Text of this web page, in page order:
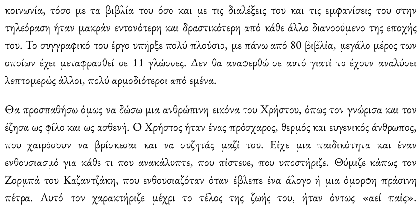
κοινωνία, τόσο με τα βιβλία του όσο και με τις διαλέξεις του και τις εμφανίσεις του στην
τηλεόραση ήταν μακράν εντονότερη και δραστικότερη από κάθε άλλο διανοούμενο της εποχής
του. Το συγγραφικό του έργο υπήρξε πολύ πλούσιο, με πάνω από 80 βιβλία, μεγάλο μέρος των
οποίων έχει μεταφρασθεί σε 11 γλώσσες. Δεν θα αναφερθώ σε αυτό γιατί το έχουν αναλύσει
λεπτομερώς άλλοι, πολύ αρμοδιότεροι από εμένα.
Θα προσπαθήσω όμως να δώσω μια ανθρώπινη εικόνα του Χρήστου, όπως τον γνώρισα και τον
έζησα ως φίλο και ως ασθενή. Ο Χρήστος ήταν ένας πρόσχαρος, θερμός και ευγενικός άνθρωπος,
που χαιρόσουν να βρίσκεσαι και να συζητάς μαζί του. Είχε μια παιδικότητα και έναν
ενθουσιασμό για κάθε τι που ανακάλυπτε, που πίστευε, που υποστήριζε. Θύμιζε κάπως τον
Ζορμπά του Καζαντζάκη, που ενθουσιαζόταν όταν έβλεπε ένα άλογο ή μια όμορφη πράσινη
πέτρα. Αυτό τον χαρακτήριζε μέχρι το τέλος της ζωής του, ήταν όντως «αεί παίς».